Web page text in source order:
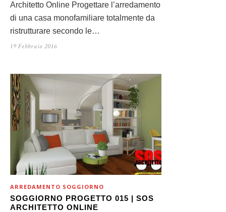
Architetto Online Progettare l’arredamento
di una casa monofamiliare totalmente da
ristrutturare secondo le…
19 Febbraio 2016
ARREDAMENTO SOGGIORNO
SOGGIORNO PROGETTO 015 | SOS
ARCHITETTO ONLINE